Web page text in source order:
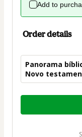
Add to
Order details
Panorama
Novo
Total